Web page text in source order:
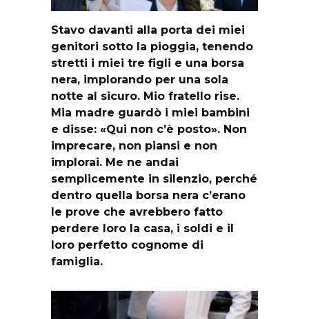
Stavo davanti alla porta dei miei
genitori sotto la pioggia, tenendo
stretti i miei tre figli e una borsa
nera, implorando per una sola
notte al sicuro. Mio fratello rise.
Mia madre guardò i miei bambini
e disse: «Qui non c’è posto». Non
imprecare, non piansi e non
implorai. Me ne andai
semplicemente in silenzio, perché
dentro quella borsa nera c’erano
le prove che avrebbero fatto
perdere loro la casa, i soldi e il
loro perfetto cognome di
famiglia.